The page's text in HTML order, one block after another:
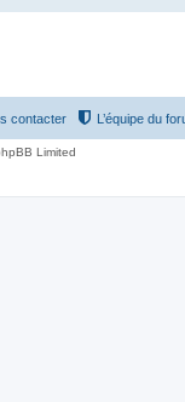
L’équipe du
contacter
Limited